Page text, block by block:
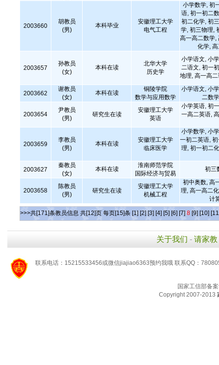
2003660
胡教员
(男)
本科毕业
安徽理工大学
电气工程
小学数学, 初
语, 初一初二
初二化学, 初
学, 初三物理,
高一高二数学,
化学,
2003657
孙教员
(女)
本科在读
北华大学
历史学
小学语文, 小
二语文, 初一
地理, 高一高
2003662
谢教员
(女)
本科在读
铜陵学院
数学与应用数学
小学语文, 小
二数
2003654
尹教员
(男)
研究生在读
安徽理工大学
英语
小学英语, 初
一高二英语,
2003659
李教员
(男)
本科在读
安徽理工大学
临床医学
小学数学, 小
一初二英语,
理, 初一初二
2003627
秦教员
(女)
本科在读
淮南师范学院
国际经济与贸易
初三
2003658
陈教员
(男)
研究生在读
安徽理工大学
机械工程
初中奥数, 高
理, 高一高二
计
>>>共[171]条教员信息 共[12]页 每页[15]条 [1] [2] [3] [4] [5] [6] [7] 8 [9] [10]
关于我们 - 请家教
联系电话：15215533456或微信jiajiao6363预约我哦 联系QQ：
国家工信部备
Copyright 2007-2013